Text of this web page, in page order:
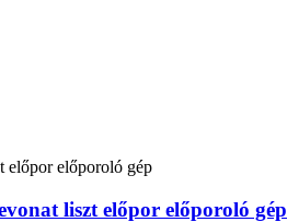
liszt előpor előporoló gép